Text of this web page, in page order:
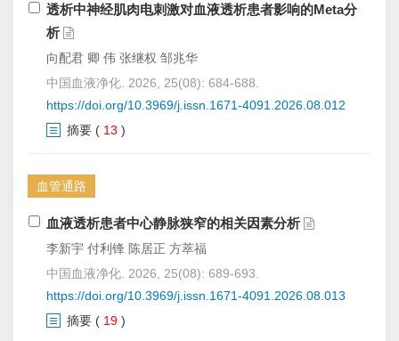
透析中神经肌肉电刺激对血液透析患者影响的Meta分
析
向配君 卿 伟 张继权 邹兆华
中国血液净化. 2026, 25(08): 684-688.
https://doi.org/10.3969/j.issn.1671-4091.2026.08.012
摘要 ( 13 )
血管通路
血液透析患者中心静脉狭窄的相关因素分析
李新宇 付利锋 陈居正 方萃福
中国血液净化. 2026, 25(08): 689-693.
https://doi.org/10.3969/j.issn.1671-4091.2026.08.013
摘要 ( 19 )